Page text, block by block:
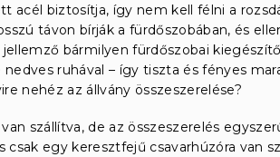
acél biztosítja, így nem kell félni a
távon bírják a fürdőszobában, és
bármilyen fürdőszobai
ruhával – így tiszta és fényes
nehéz az állvány összeszerelése?
szállítva, de az összeszerelés
egy keresztfejű csavarhúzóra van